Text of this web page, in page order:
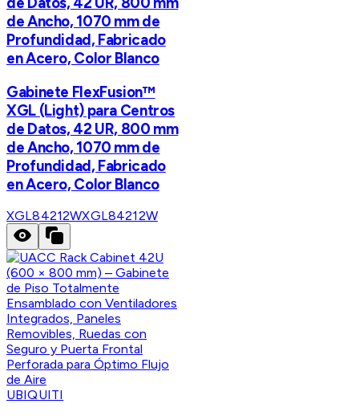
de Ancho, 1070 mm de
Profundidad, Fabricado
en Acero, Color Blanco
Gabinete FlexFusion™
XGL (Light) para Centros
de Datos, 42 UR, 800 mm
de Ancho, 1070 mm de
Profundidad, Fabricado
en Acero, Color Blanco
XGL84212WXGL84212W
UBIQUITI